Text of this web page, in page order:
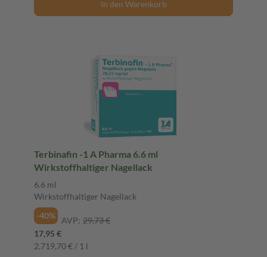
In den Warenkorb
Terbinafin -1 A Pharma 6.6 ml
Wirkstoffhaltiger Nagellack
6.6 ml
Wirkstoffhaltiger Nagellack
-40%
AVP: 29,73 €
17,95 €
2.719,70 € / 1 l